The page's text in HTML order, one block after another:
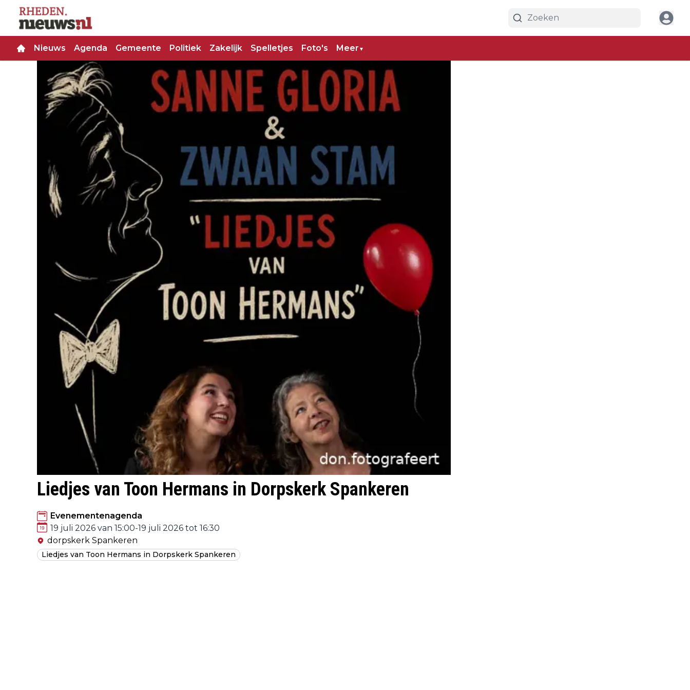
Nieuws Agenda Gemeente Politiek Zakelijk Spelletjes Foto's Meer ▼
Liedjes van Toon Hermans in Dorpskerk Spankeren
Evenementenagenda
19 juli 2026 van 15:00-19 juli 2026 tot 16:30
dorpskerk Spankeren
Liedjes van Toon Hermans in Dorpskerk Spankeren